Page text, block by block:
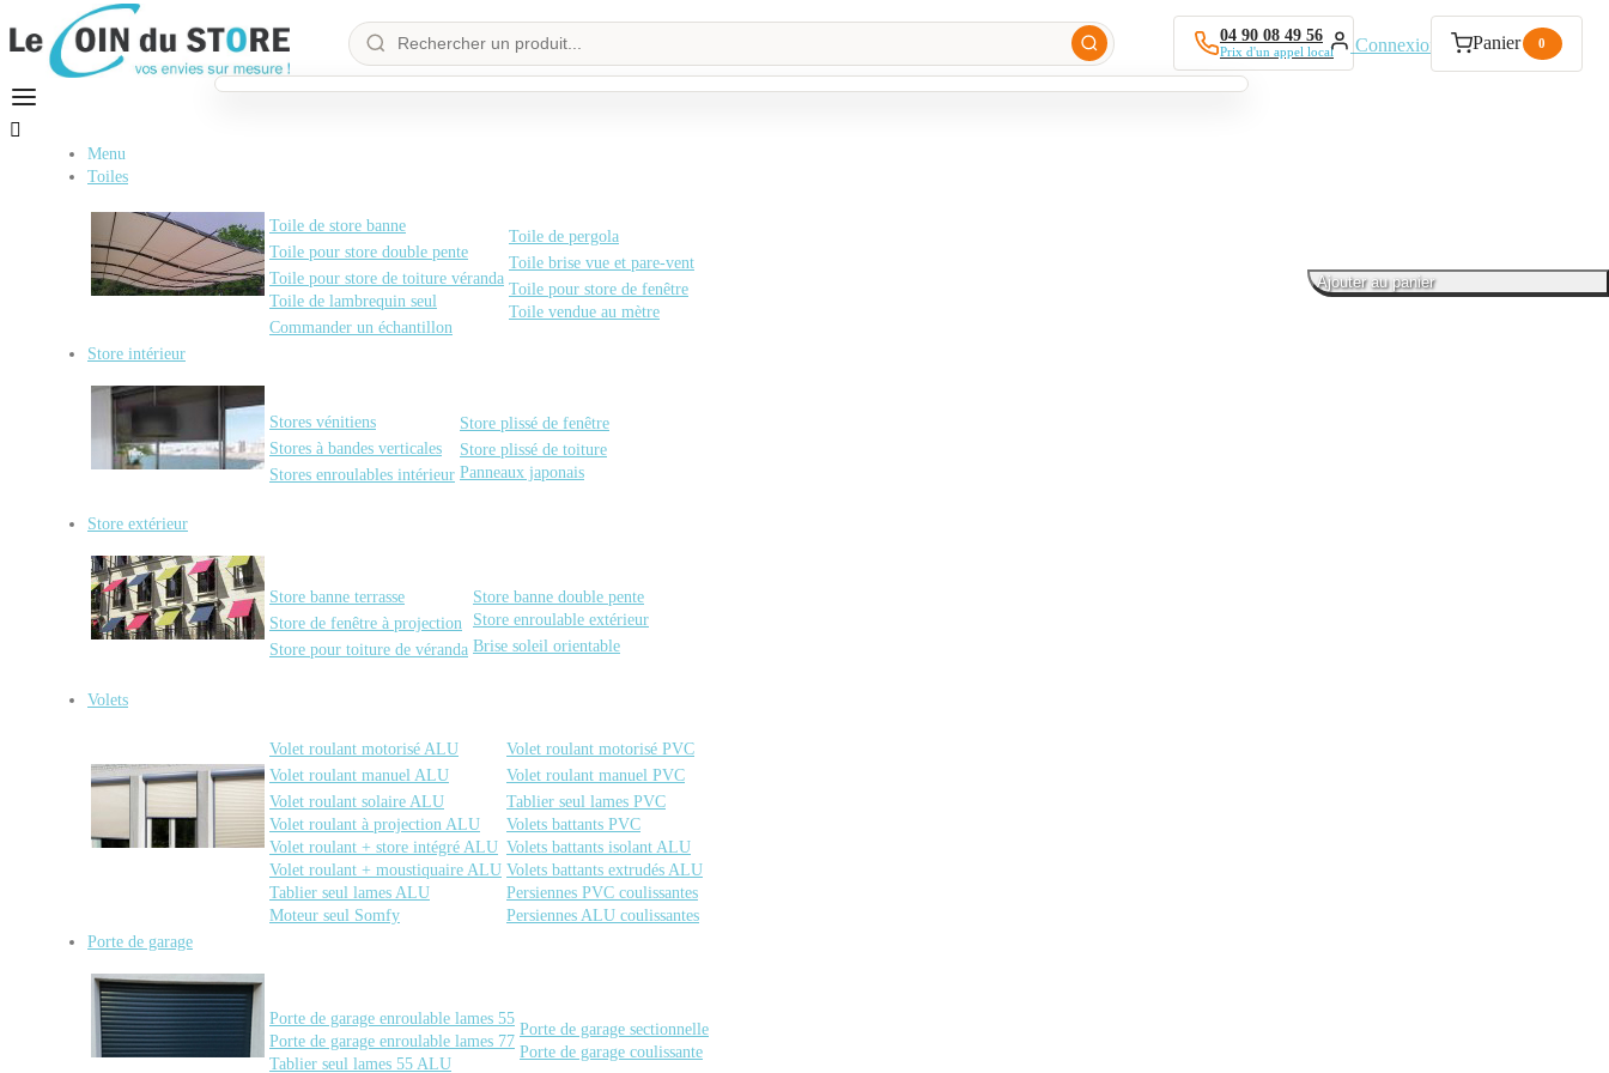
04 90 08 49 56
Prix d'un appel local Connexion Panier 0

Menu
Toiles
Toile de store banne
Toile pour store double pente
Toile pour store de toiture véranda
Toile de lambrequin seul
Commander un échantillon
Toile de pergola
Toile brise vue et pare-vent
Toile pour store de fenêtre
Toile vendue au mètre
Store intérieur
Stores vénitiens
Stores à bandes verticales
Stores enroulables intérieur
Store plissé de fenêtre
Store plissé de toiture
Panneaux japonais
Store extérieur
Store banne terrasse
Store de fenêtre à projection
Store pour toiture de véranda
Store banne double pente
Store enroulable extérieur
Brise soleil orientable
Volets
Volet roulant motorisé ALU
Volet roulant manuel ALU
Volet roulant solaire ALU
Volet roulant à projection ALU
Volet roulant + store intégré ALU
Volet roulant + moustiquaire ALU
Tablier seul lames ALU
Moteur seul Somfy
Volet roulant motorisé PVC
Volet roulant manuel PVC
Tablier seul lames PVC
Volets battants PVC
Volets battants isolant ALU
Volets battants extrudés ALU
Persiennes PVC coulissantes
Persiennes ALU coulissantes
Porte de garage
Porte de garage enroulable lames 55
Porte de garage enroulable lames 77
Tablier seul lames 55 ALU
Porte de garage sectionnelle
Porte de garage coulissante
Ajouter au panier